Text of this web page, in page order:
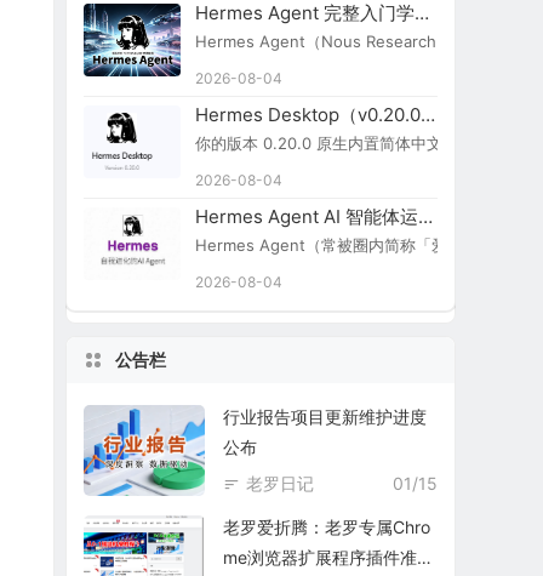
Hermes Agent 完整入门学习路线图
Hermes Agent（Nous Research）：开源自进
2026-08-04
Hermes Desktop（v0.20.0）切换简体中文步骤
你的版本 0.20.0 原生内置简体中文，无需额外
2026-08-04
Hermes Agent AI 智能体运行引擎
Hermes Agent（常被圈内简称「爱马仕 Agent
2026-08-04
公告栏
行业报告项目更新维护进度
公布
01/15
老罗日记
老罗爱折腾：老罗专属Chro
me浏览器扩展程序插件准备